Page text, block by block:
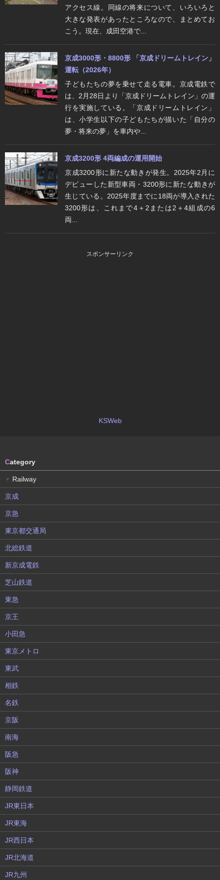
アクセス線。同線の将来について、いろいろと
大きな発表があったところなので、まとめてお
こう。現在、成田空港で...
京成3000形・8800形 「京成ドリームトレイン」
運転（2026年）
子どもたちの夢を乗せて走る電車。京成電鉄で
は、2月28日より「京成ドリームトレイン」の運
行を実施している。「京成ドリームトレイン」
は、小学生以下の子どもたちが描いた「自分の
夢・将来の夢」を車内や...
京成3200形 4両編成の運用開始
京成3200形に新たな動きが発生。2025年2月に
デビューした新型車両・3200形に新たな動きが
生じている。2025年度までに18両が導入された
3200形は、これまで4＋2または2＋4組成の6
両...
スポンサーリンク
KSWeb
Category
▼ Railway
京成
京急
東京都交通局
北総鉄道
新京成電鉄
芝山鉄道
東急
京王
小田急
東京メトロ
東武
相鉄
名鉄
京阪
南海
阪急
阪神
静岡鉄道
JR東日本
JR東海
JR西日本
JR北海道
JR九州